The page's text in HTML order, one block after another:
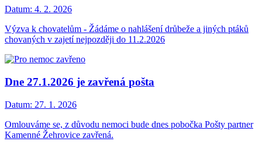
Datum: 4. 2. 2026
Výzva k chovatelům - Žádáme o nahlášení drůbeže a jiných ptáků
chovaných v zajetí nejpozději do 11.2.2026
Dne 27.1.2026 je zavřená pošta
Datum: 27. 1. 2026
Omlouváme se, z důvodu nemoci bude dnes pobočka Pošty partner
Kamenné Žehrovice zavřená.